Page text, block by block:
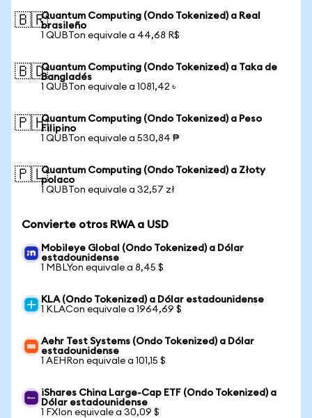
🇧🇷Quantum Computing (Ondo Tokenized) a Real
brasileño
1 QUBTon equivale a 44,68 R$
🇧🇩Quantum Computing (Ondo Tokenized) a Taka de
Bangladés
1 QUBTon equivale a 1081,42 ৳
🇵🇭Quantum Computing (Ondo Tokenized) a Peso
Filipino
1 QUBTon equivale a 530,84 ₱
🇵🇱Quantum Computing (Ondo Tokenized) a Złoty
polaco
1 QUBTon equivale a 32,57 zł
Convierte otros RWA a USD
Mobileye Global (Ondo Tokenized) a Dólar
estadounidense
1 MBLYon equivale a 8,45 $
KLA (Ondo Tokenized) a Dólar estadounidense
1 KLACon equivale a 1964,69 $
Aehr Test Systems (Ondo Tokenized) a Dólar
estadounidense
1 AEHRon equivale a 101,15 $
iShares China Large-Cap ETF (Ondo Tokenized) a
Dólar estadounidense
1 FXIon equivale a 30,09 $